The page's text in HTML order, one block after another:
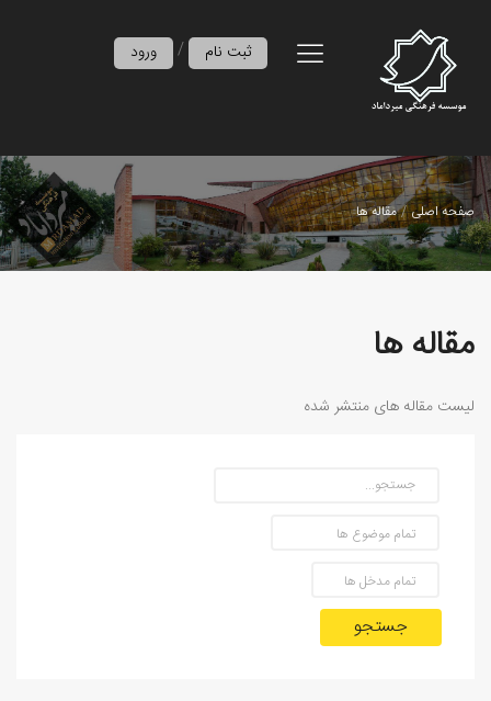
ورود / ثبت نام
صفحه اصلی مقاله ها
مقاله ها
لیست مقاله های منتشر شده
جستجو